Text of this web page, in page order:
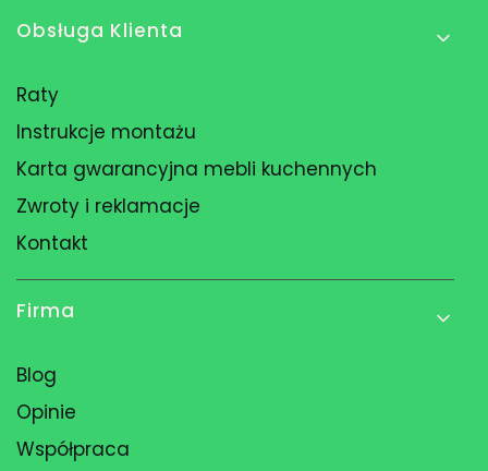
Linki w stopce
Obsługa Klienta
Raty
Instrukcje montażu
Karta gwarancyjna mebli kuchennych
Zwroty i reklamacje
Kontakt
Firma
Blog
Opinie
Współpraca